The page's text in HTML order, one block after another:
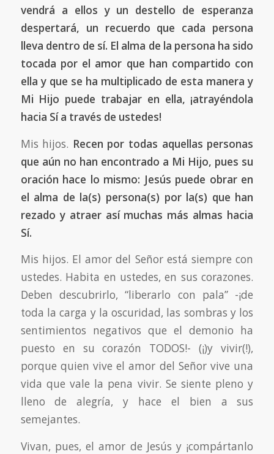
vendrá a ellos y un destello de esperanza
despertará, un recuerdo que cada persona
lleva dentro de sí. El alma de la persona ha sido
tocada por el amor que han compartido con
ella y que se ha multiplicado de esta manera y
Mi Hijo puede trabajar en ella, ¡atrayéndola
hacia Sí a través de ustedes!
Mis hijos. Recen por todas aquellas personas
que aún no han encontrado a Mi Hijo, pues su
oración hace lo mismo: Jesús puede obrar en
el alma de la(s) persona(s) por la(s) que han
rezado y atraer así muchas más almas hacia
Sí.
Mis hijos. El amor del Señor está siempre con
ustedes. Habita en ustedes, en sus corazones.
Deben descubrirlo, “liberarlo con pala” -¡de
toda la carga y la oscuridad, las sombras y los
sentimientos negativos que el demonio ha
puesto en su corazón TODOS!- (¡)y vivir(!),
porque quien vive el amor del Señor vive una
vida que vale la pena vivir. Se siente pleno y
lleno de alegría, y hace el bien a sus
semejantes.
Vivan, pues, el amor de Jesús y ¡compártanlo